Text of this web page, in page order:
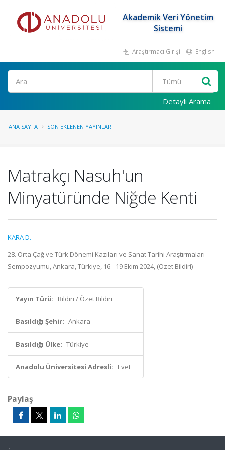
Akademik Veri Yönetim
Sistemi
Araştırmacı Girişi English
Ara
Detaylı Arama
ANA SAYFA SON EKLENEN YAYINLAR
Matrakçı Nasuh'un
Minyatüründe Niğde Kenti
KARA D.
28. Orta Çağ ve Türk Dönemi Kazıları ve Sanat Tarihi Araştırmaları
Sempozyumu, Ankara, Türkiye, 16 - 19 Ekim 2024, (Özet Bildiri)
Yayın Türü: Bildiri / Özet Bildiri
Basıldığı Şehir: Ankara
Basıldığı Ülke: Türkiye
Anadolu Üniversitesi Adresli: Evet
Paylaş